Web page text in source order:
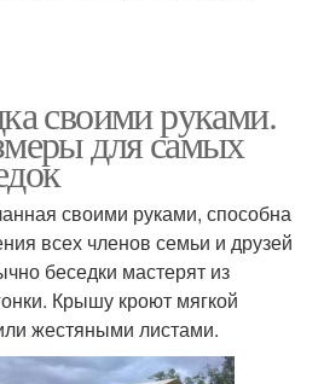
своими руками.
для самых
своими руками, способна
всех членов семьи и друзей
беседки мастерят из
Крышу кроют мягкой
жестяными листами.